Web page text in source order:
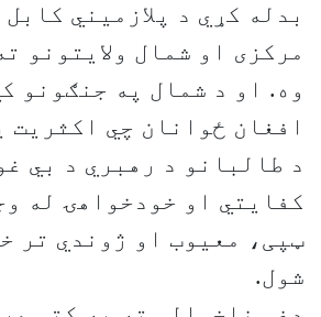
بدله کړي د پلازمیني
مرکزی او شمال ولایتونو
وه. او د شمال په جنګونو
افغان ځوانان چي اکثریت
د طالبانو د رهبري د بي
کفایتي او خودخواهۍ له
ټپی، معیوب او ژوندي تر
شول.